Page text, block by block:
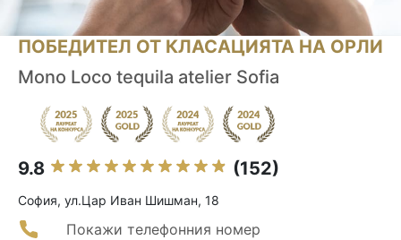
ПОБЕДИТЕЛ ОТ КЛАСАЦИЯТА НА ОРЛИ
Mono Loco tequila atelier Sofia
9.8 (152)
София, ул.Цар Иван Шишман, 18
Покажи телефонния номер